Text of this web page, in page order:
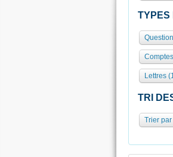
TYPES
Lettres
TRI
Trier